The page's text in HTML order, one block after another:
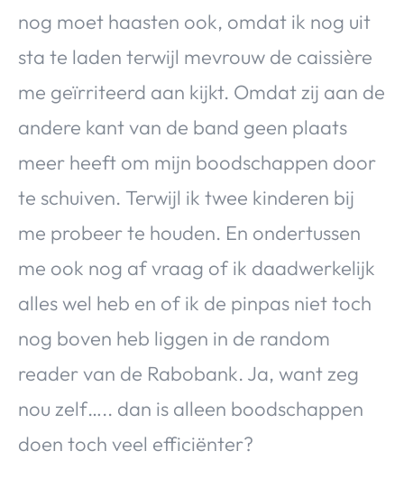
nog moet haasten ook, omdat ik nog uit
sta te laden terwijl mevrouw de caissière
me geïrriteerd aan kijkt. Omdat zij aan de
andere kant van de band geen plaats
meer heeft om mijn boodschappen door
te schuiven. Terwijl ik twee kinderen bij
me probeer te houden. En ondertussen
me ook nog af vraag of ik daadwerkelijk
alles wel heb en of ik de pinpas niet toch
nog boven heb liggen in de random
reader van de Rabobank. Ja, want zeg
nou zelf….. dan is alleen boodschappen
doen toch veel efficiënter?